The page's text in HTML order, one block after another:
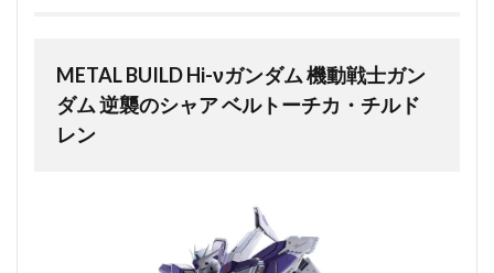
METAL BUILD Hi-νガンダム 機動戦士ガン
ダム 逆襲のシャア ベルトーチカ・チルド
レン